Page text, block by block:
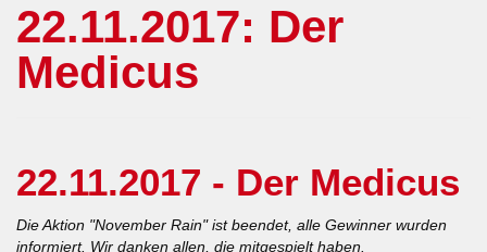
22.11.2017: Der
Medicus
22.11.2017 - Der Medicus
Die Aktion "November Rain" ist beendet, alle Gewinner wurden
informiert. Wir danken allen, die mitgespielt haben.